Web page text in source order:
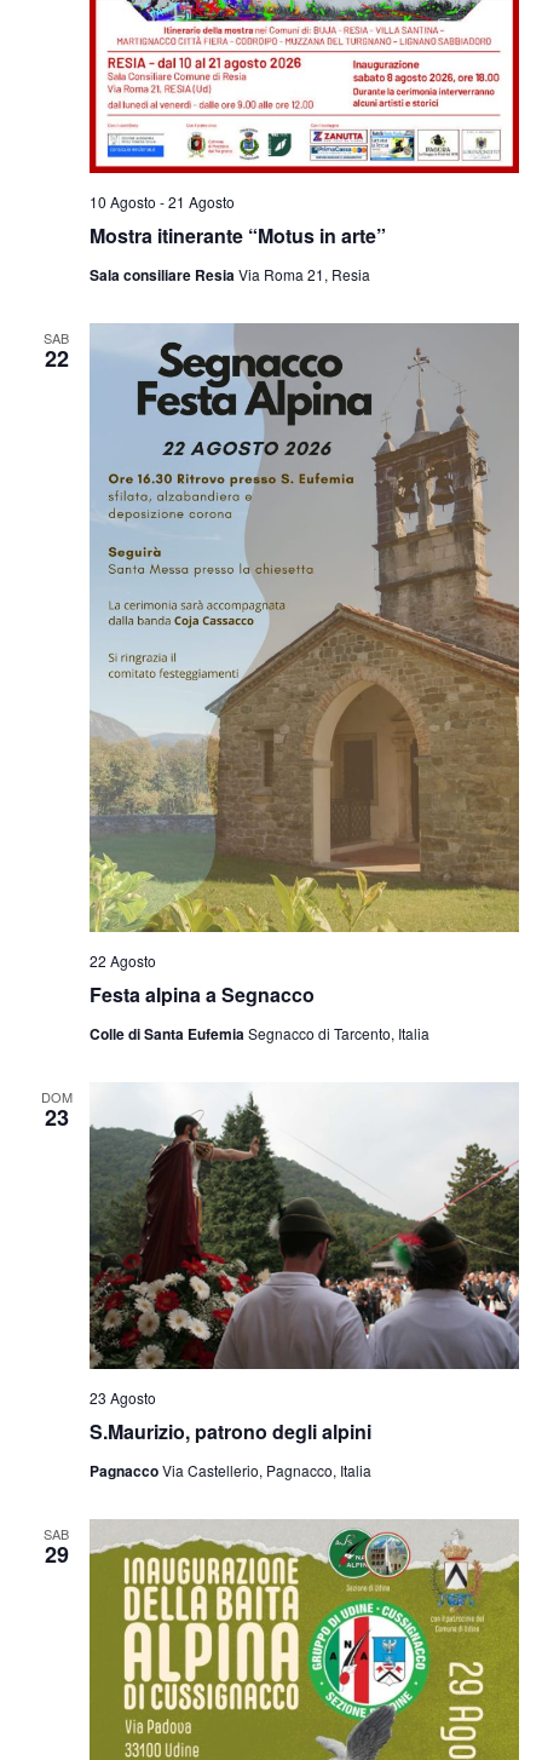
Mostra itinerante “Motus in arte”
10 Agosto -21 Agosto
Sala consiliare ResiaVia Roma 21, Resia
SAB
22
Festa alpina a Segnacco
22 Agosto
Colle di Santa EufemiaSegnacco di Tarcento, Italia
DOM
23
S.Maurizio, patrono degli alpini
23 Agosto
PagnaccoVia Castellerio, Pagnacco, Italia
SAB
29